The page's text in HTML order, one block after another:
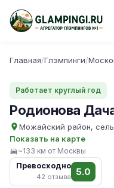
Главная/Глэмпинги/
Работает круглый год
Родионова
Можайский район,
Показать на карте
~133 км от Москвы
Превосходно
42 отзыва 5.0